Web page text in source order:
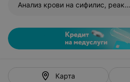
Анализ крови на сифилис, реакция Вассермана (RW)
Карта